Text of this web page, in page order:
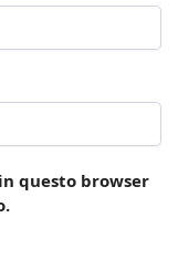
questo browser